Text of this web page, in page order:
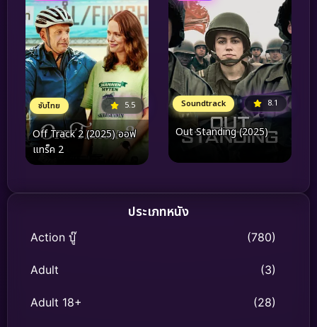
ซับไทย 5.5
Off Track 2 (2025) ออฟ
แทร็ค 2
Soundtrack 8.1
Out Standing (2025)
ประเภทหนัง
Action บู๊ (780)
Adult (3)
Adult 18+ (28)